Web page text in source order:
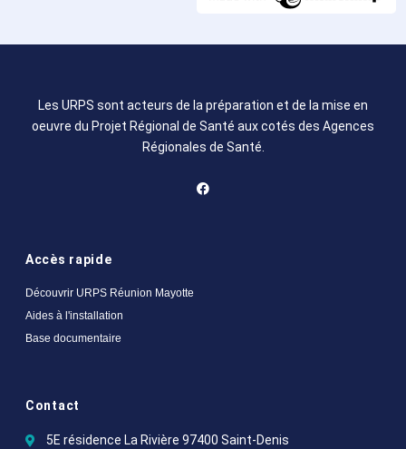
Les URPS sont acteurs de la préparation et de la mise en
oeuvre du Projet Régional de Santé aux cotés des Agences
Régionales de Santé.
Accès rapide
Découvrir URPS Réunion Mayotte
Aides à l'installation
Base documentaire
Contact
5E résidence La Rivière 97400 Saint-Denis